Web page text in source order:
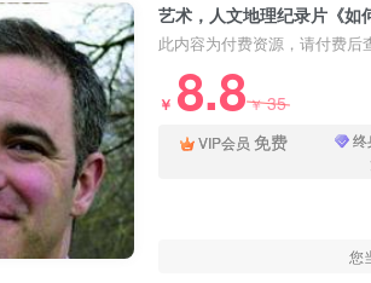
此内容为付费资源，请付费后
￥ 8.8￥35
VIP会员 免费 终
您